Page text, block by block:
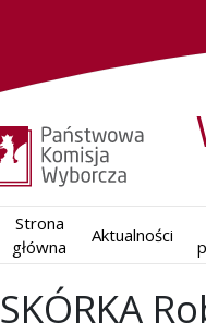
Strona
główna
Aktualności
SKÓRKA